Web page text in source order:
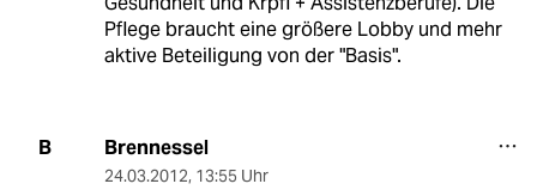
Pflege braucht eine größere Lobby und mehr
aktive Beteiligung von der "Basis".
B Brennessel
24.03.2012, 13:55 Uhr